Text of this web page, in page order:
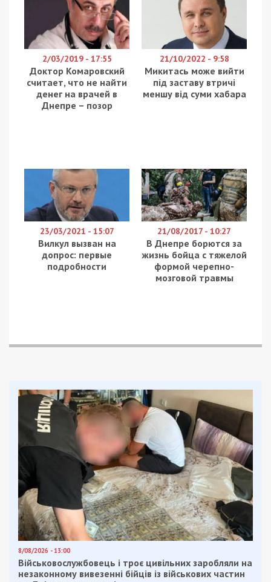
Схованка зі зброєю
В одному з районів Дніпра виявили схованку зі
зброєю. Повідомлення про те, що у покинутій
будівлі на Криворізькому шосе знаходиться
пакет з гранатами, патронами та іншими
вибуховими предметами надійшло до поліції від
небайдужого місцевого мешканця.
Правоохоронці встановлюють всі обставини
результаті яких загинуло троє людей.
Ввечері 4 лютого надзвичайна подія була
зафіксована у Марганці. Вогонь охопив
одноповерховий житловий будинок на території
приватного домоволодіння. Під час ліквідації
пожежі вогнеборці виявили тіло чоловічої статі
без ознак життя (дані встановлюються).
Внаслідок пожежі пошкоджено конструкції даху,
речі домашнього вжитку, меблі та внутрішнє
повідомлення про пожежу в одному з житлових
займання рятувальники виявили тіло 78-річного
чоловіка та тіло 76-річної жінки.
За матеріалами сайту «Дніпро Оперативний
Інші новини Дніпра та області за сьогодні
дивіться у відео: